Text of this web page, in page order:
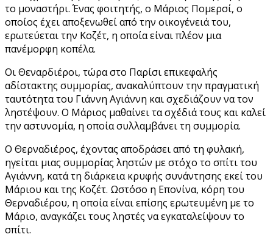
το μοναστήρι. Ένας φοιτητής, ο Μάριος Πομερσί, ο
οποίος έχει αποξενωθεί από την οικογένειά του,
ερωτεύεται την Κοζέτ, η οποία είναι πλέον μια
πανέμορφη κοπέλα.
Οι Θεναρδιέροι, τώρα στο Παρίσι επικεφαλής
αδίστακτης συμμορίας, ανακαλύπτουν την πραγματική
ταυτότητα του Γιάννη Αγιάννη και σχεδιάζουν να τον
ληστέψουν. Ο Μάριος μαθαίνει τα σχέδιά τους και καλεί
την αστυνομία, η οποία συλλαμβάνει τη συμμορία.
Ο Θερναδιέρος, έχοντας αποδράσει από τη φυλακή,
ηγείται μιας συμμορίας ληστών με στόχο το σπίτι του
Αγιάννη, κατά τη διάρκεια κρυφής συνάντησης εκεί του
Μάριου και της Κοζέτ. Ωστόσο η Επονίνα, κόρη του
Θερναδιέρου, η οποία είναι επίσης ερωτευμένη με το
Μάριο, αναγκάζει τους ληστές να εγκαταλείψουν το
σπίτι.